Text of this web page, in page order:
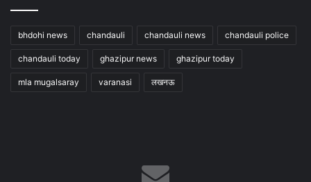
bhdohi news chandauli chandauli news chandauli police
chandauli today ghazipur news ghazipur today
mla mugalsaray varanasi लखनऊ